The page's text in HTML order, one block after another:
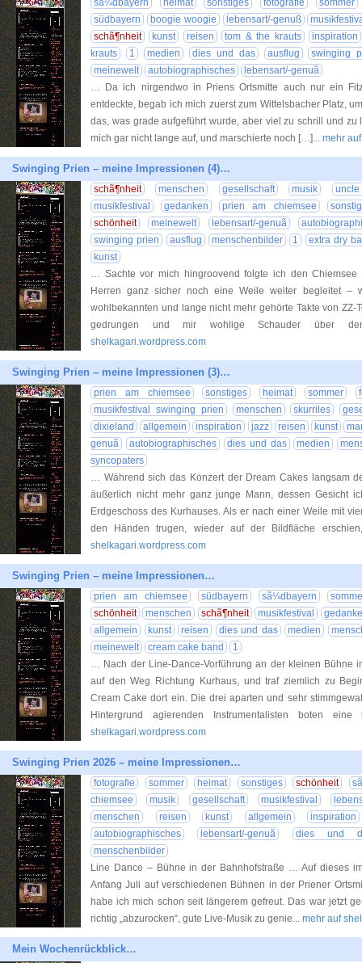
sã¼dbayern heimat sonstiges fotografie
sommer
südbayern
boogie woogie lebensart/-genuß
schã¶nheit
kunst reisen tom & the krauts
inspiration
krauts
1 medien dies und das ausflug
swinging
meinewelt
autobiographisches
lebensart/-genuã
… Da ich nirgendwo in Priens Ortsmitte auch nur ein
entdeckte, begab ich mich zuerst zum Wittelsbacher Platz,
das, was grade aufgeführt wurde, aber viel zu schrill und
mich gar nicht lange auf, und marschierte noch […]... mehr
Swinging Prien – meine Impressionen (4)…
schã¶nheit menschen gesellschaft musik
musikfestival
gedanken prien am chiemsee
schönheit
meinewelt lebensart/-genuã
swinging prien
ausflug menschenbilder 1
extra dry
kunst
… Sachte vor mich hingroovend folgte ich den Chiemsee
Herren ganz sicher noch eine Weile weiter begleitet –
wohlbekannten und lange nicht mehr gehörte Takte von ZZ-
gedrungen und mir wohlige Schauder über
shelkagari.wordpress.com
Swinging Prien – meine Impressionen (3)…
prien am chiemsee sonstiges heimat sommer
musikfestival swinging prien
menschen skurriles
dixieland
allgemein inspiration jazz reisen kunst
genuã
autobiographisches dies und das medien
syncopaters
… Während sich das Konzert der Dream Cakes langsam
äußerlich nicht mehr ganz junge Mann, dessen Gesicht
Erdgeschoss des Kurhauses. Als er nach einer Weile mit
den Händen trugen, wieder auf der Bildfläche
shelkagari.wordpress.com
Swinging Prien – meine Impressionen…
prien am chiemsee südbayern sã¼dbayern
schönheit
menschen schã¶nheit musikfestival
allgemein
kunst reisen dies und das medien
meinewelt
cream cake band
1
… Nach der Line-Dance-Vorführung an der kleinen Bühne
auf den Weg Richtung Kurhaus, und traf ziemlich zu
Cream Cake dort ein. Die drei aparten und sehr
Hintergrund agierenden Instrumentalisten boten
shelkagari.wordpress.com
Swinging Prien 2026 – meine Impressionen…
fotografie sommer heimat sonstiges schönheit
chiemsee
musik gesellschaft musikfestival
menschen
reisen kunst allgemein
inspiration
autobiographisches
lebensart/-genuã
dies und
menschenbilder
Line Dance – Bühne in der Bahnhofstraße … Auf dieses
Anfang Juli auf verschiedenen Bühnen in der Priener
habe ich mich schon seit längerem gefreut. Das war jetzt
richtig „abzurocken“, gute Live-Musik zu genie... mehr auf
Mein Wochenrückblick…